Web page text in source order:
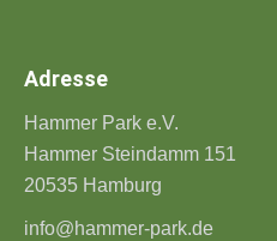
Adresse
Hammer Park e.V.
Hammer Steindamm 151
20535 Hamburg
info@hammer-park.de